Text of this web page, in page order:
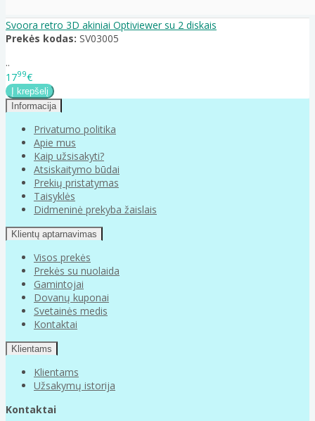
Svoora retro 3D akiniai Optiviewer su 2 diskais
Prekės kodas: SV03005
..
1799€
Informacija
Privatumo politika
Apie mus
Kaip užsisakyti?
Atsiskaitymo būdai
Prekių pristatymas
Taisyklės
Didmeninė prekyba žaislais
Klientų aptarnavimas
Visos prekės
Prekės su nuolaida
Gamintojai
Dovanų kuponai
Svetainės medis
Kontaktai
Klientams
Klientams
Užsakymų istorija
Kontaktai